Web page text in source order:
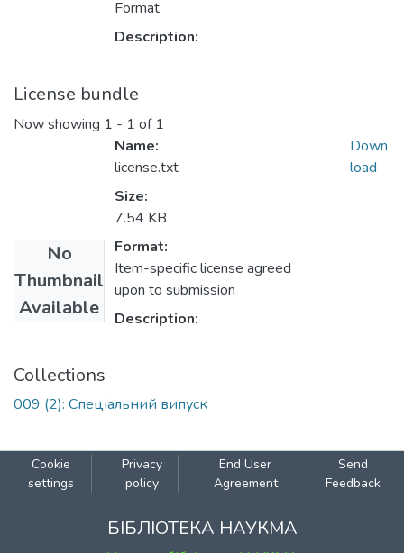
Format
Description:
License bundle
Now showing 1 - 1 of 1
No
Thumbnail
Available
Name:
license.txt
Size:
7.54 KB
Format:
Item-specific license agreed
upon to submission
Description:
Down
load
Collections
009 (2): Спеціальний випуск
Cookie
settings
Privacy
policy
End User
Agreement
Send
Feedback
БІБЛІОТЕКА НАУКМА